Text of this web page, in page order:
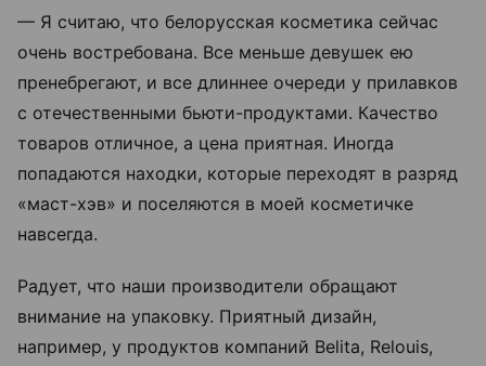
— Я считаю, что белорусская косметика сейчас
очень востребована. Все меньше девушек ею
пренебрегают, и все длиннее очереди у прилавков
с отечественными бьюти-продуктами. Качество
товаров отличное, а цена приятная. Иногда
попадаются находки, которые переходят в разряд
«маст-хэв» и поселяются в моей косметичке
навсегда.
Радует, что наши производители обращают
внимание на упаковку. Приятный дизайн,
например, у продуктов компаний Belita, Relouis,